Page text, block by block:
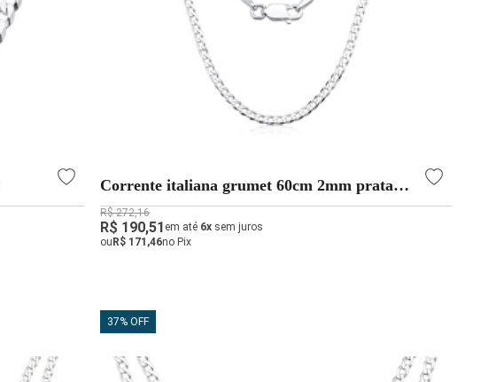
Corrente italiana grumet 60cm 2mm prata
925
R$ 272,16
R$ 190,51 em até 6x sem juros
ou R$ 171,46no Pix
37% OFF